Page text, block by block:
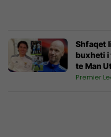
Shfaqet
buxheti i
te Man
Premier